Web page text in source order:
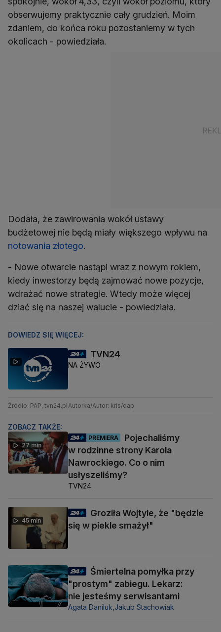
obserwujemy praktycznie cały grudzień. Moim
zdaniem, do końca roku pozostaniemy w tych
okolicach - powiedziała.
Dodała, że zawirowania wokół ustawy
budżetowej nie będą miały większego wpływu na
notowania złotego
- Nowe otwarcie nastąpi wraz z nowym rokiem,
kiedy inwestorzy będą zajmować nowe pozycje,
wdrażać nowe strategie. Wtedy może więcej
dziać się na naszej walucie - powiedziała.
DOWIEDZ SIĘ WIĘCEJ:
TVN24
NA ŻYWO
Źródło: PAP, tvn24.plAutorka/Autor: kris/dap
ZOBACZ TAKŻE:
27 min
PREMIERA
Pojechaliśmy
w rodzinne strony Karola
Nawrockiego. Co o nim
usłyszeliśmy?
TVN24
45 min
Groziła Wojtyle, że "będzie
się w piekle smażył"
Śmiertelna pomyłka przy
"prostym" zabiegu. Lekarz:
nie jesteśmy serwisantami
Agata Daniluk, Jakub Stachowiak